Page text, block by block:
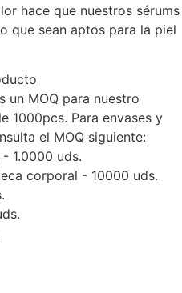
hace que nuestros sérums
que sean aptos para la piel
un MOQ para nuestro
1000pcs. Para envases y
el MOQ siguiente:
1.0000 uds.
corporal - 10000 uds.